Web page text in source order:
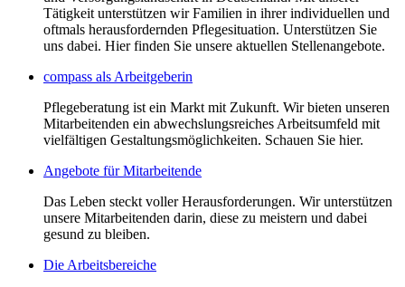
Tätigkeit unterstützen wir Familien in ihrer individuellen und
oftmals herausfordernden Pflegesituation. Unterstützen Sie
uns dabei. Hier finden Sie unsere aktuellen Stellenangebote.
compass als Arbeitgeberin
Pflegeberatung ist ein Markt mit Zukunft. Wir bieten unseren
Mitarbeitenden ein abwechslungsreiches Arbeitsumfeld mit
vielfältigen Gestaltungsmöglichkeiten. Schauen Sie hier.
Angebote für Mitarbeitende
Das Leben steckt voller Herausforderungen. Wir unterstützen
unsere Mitarbeitenden darin, diese zu meistern und dabei
gesund zu bleiben.
Die Arbeitsbereiche